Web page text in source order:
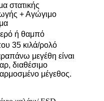
στατικής
+ Αγώγιμο
ή θαμπό
35 κιλά/ρολό
μεγέθη είναι
διαθέσιμο
μέγεθος.